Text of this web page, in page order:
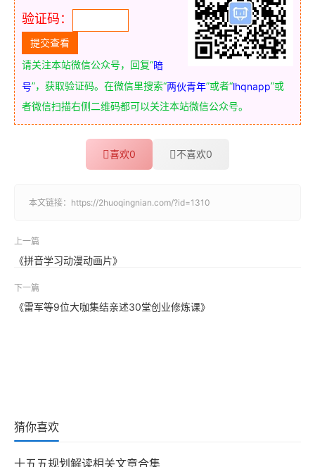
验证码：
请关注本站微信公众号，回复“暗
号”，获取验证码。在微信里搜索“两伙青年”或者“lhqnapp”或
者微信扫描右侧二维码都可以关注本站微信公众号。
喜欢0 不喜欢0
本文链接： https://2huoqingnian.com/?id=1310
上一篇
《拼音学习动漫动画片》
下一篇
《雷军等9位大咖集结亲述30堂创业修炼课》
猜你喜欢
十五五规划解读相关文章合集